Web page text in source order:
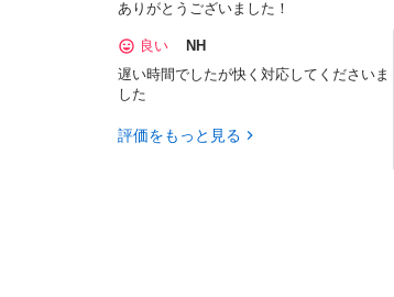
ありがとうございました！
良い
NH
遅い時間でしたが快く対応してくださいま
した
評価をもっと見る